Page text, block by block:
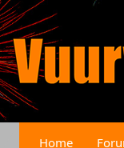
Home